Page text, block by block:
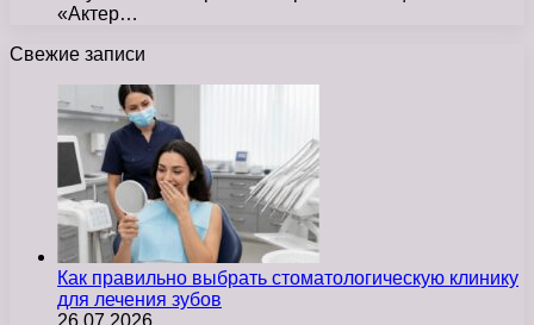
«Актер…
Свежие записи
Как правильно выбрать стоматологическую клинику
для лечения зубов
26.07.2026